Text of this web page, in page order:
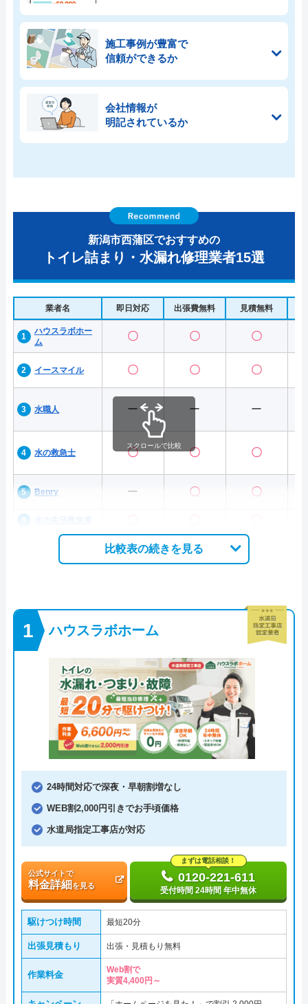
施工事例が豊富で
信頼ができるか
会社情報が
明記されているか
新潟市西蒲区でおすすめの
トイレ詰まり・水漏れ修理業者15選
業者名 即日対応 出張費無料 見積無料
ハウスラボホー
ム
〇 〇 〇
イースマイル 〇 〇 〇
水職人 ー ー ー
水の救急士 〇 〇 〇
Benry ー 〇 〇
スクロールで比較
比較表の続きを見る
ハウスラボホーム
24時間対応で深夜・早朝割増なし
WEB割2,000円引きでお手頃価格
水道局指定工事店が対応
公式サイトで
料金詳細 を見る
まずは電話相談！
0120-221-611
受付時間 24時間 年中無休
駆けつけ時間 最短20分
出張見積もり 出張・見積もり無料
作業料金
Web割で
実質4,400円～